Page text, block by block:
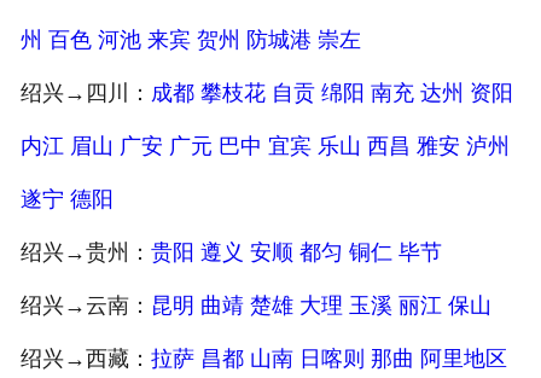
州 百色 河池 来宾 贺州 防城港 崇左
绍兴→四川： 成都 攀枝花 自贡 绵阳 南充 达州 资阳
内江 眉山 广安 广元 巴中 宜宾 乐山 西昌 雅安 泸州
遂宁 德阳
绍兴→贵州： 贵阳 遵义 安顺 都匀 铜仁 毕节
绍兴→云南： 昆明 曲靖 楚雄 大理 玉溪 丽江 保山
绍兴→西藏： 拉萨 昌都 山南 日喀则 那曲 阿里地区